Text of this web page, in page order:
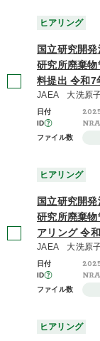
ヒアリング
国立研究開
研究所廃棄
料提出 令和7
JAEA 大洗原
日付
ID
ファイル数
ヒアリング
国立研究開
研究所廃棄
アリング 令
JAEA 大洗原
日付
ID
ファイル数
ヒアリング